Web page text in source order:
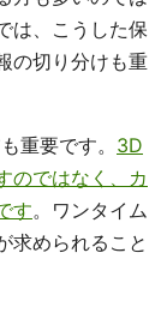
は、こうした保
の切り分けも重
重要です。 3D
のではなく、カ
す。ワンタイム
求められること